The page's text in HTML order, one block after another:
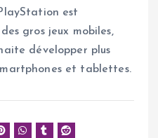
est
gros jeux mobiles,
développer plus
et tablettes.